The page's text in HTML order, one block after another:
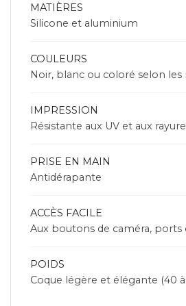
MATIÈRES
Silicone et aluminium
COULEURS
Noir, blanc ou coloré selon les
IMPRESSION
Résistante aux UV et aux
PRISE EN MAIN
Antidérapante
ACCÈS FACILE
Aux boutons de caméra, ports
POIDS
Coque légère et élégante (40